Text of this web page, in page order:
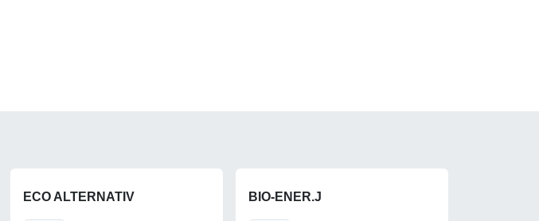
ECO ALTERNATIV BIO-ENER.J